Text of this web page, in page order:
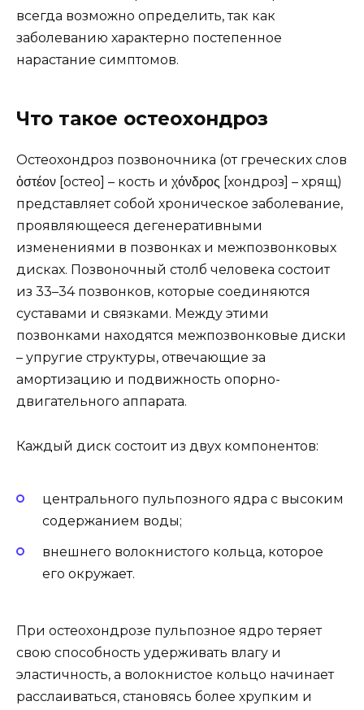
всегда возможно определить, так как
заболеванию характерно постепенное
нарастание симптомов.
Что такое остеохондроз
Остеохондроз позвоночника (от греческих слов
ὀστέον [остео] – кость и χόνδρος [хондроз] – хрящ)
представляет собой хроническое заболевание,
проявляющееся дегенеративными
изменениями в позвонках и межпозвонковых
дисках. Позвоночный столб человека состоит
из 33–34 позвонков, которые соединяются
суставами и связками. Между этими
позвонками находятся межпозвонковые диски
– упругие структуры, отвечающие за
амортизацию и подвижность опорно-
двигательного аппарата.
Каждый диск состоит из двух компонентов:
центрального пульпозного ядра с высоким
содержанием воды;
внешнего волокнистого кольца, которое
его окружает.
При остеохондрозе пульпозное ядро теряет
свою способность удерживать влагу и
эластичность, а волокнистое кольцо начинает
расслаиваться, становясь более хрупким и